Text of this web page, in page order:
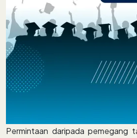
Permintaan daripada pemegang